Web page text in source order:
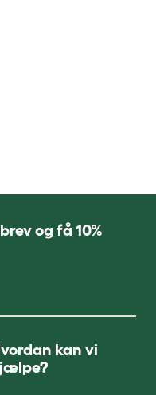
og få 10%
kan vi